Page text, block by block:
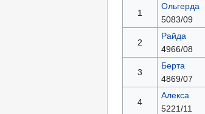
1
Ольгерда
5083/09
2
Райда
4966/08
3
Берта
4869/07
4
Алекса
5221/11